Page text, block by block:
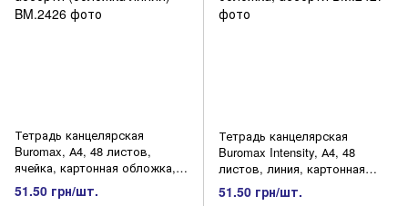
Тетрадь канцелярская
Buromax, А4, 48 листов,
ячейка, картонная обложка,
ассорти (обложка линии)
51.50 грн/шт.
Тетрадь канцелярская
Buromax Intensity, А4, 48
листов, линия, картонная
обложка, ассорти
51.50 грн/шт.